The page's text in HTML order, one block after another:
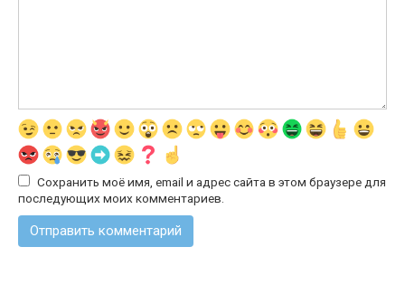
Сохранить моё имя, email и адрес сайта в этом браузере для
последующих моих комментариев.